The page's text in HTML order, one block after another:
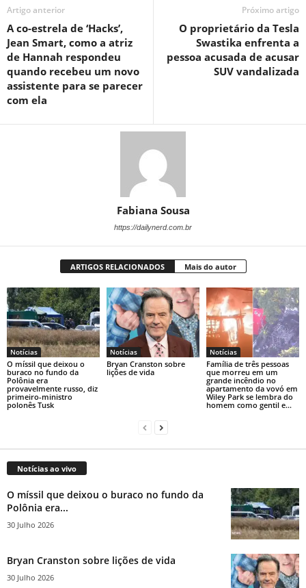
Artigo anterior
A co-estrela de ‘Hacks’,
Jean Smart, como a atriz
de Hannah respondeu
quando recebeu um novo
assistente para se parecer
com ela
Próximo artigo
O proprietário da Tesla
Swastika enfrenta a
pessoa acusada de acusar
SUV vandalizada
Fabiana Sousa
https://dailynerd.com.br
ARTIGOS RELACIONADOS Mais do autor
Notícias
O míssil que deixou o
buraco no fundo da
Polônia era
provavelmente russo, diz
primeiro-ministro
polonês Tusk
Notícias
Bryan Cranston sobre
lições de vida
Notícias
Família de três pessoas
que morreu em um
grande incêndio no
apartamento da vovó em
Wiley Park se lembra do
homem como gentil e...
Notícias ao vivo
O míssil que deixou o buraco no fundo da
Polônia era...
30 Julho 2026
Bryan Cranston sobre lições de vida
30 Julho 2026